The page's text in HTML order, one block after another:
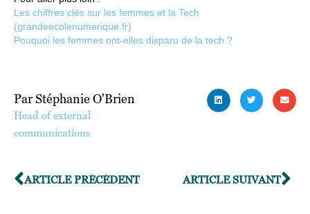
Les chiffres clés sur les femmes et la Tech
(grandeecolenumerique.fr)
Pouquoi les femmes ont-elles disparu de la tech ?
Par Stéphanie O'Brien
Head of external
communications
ARTICLE PRÉCÉDENT ARTICLE SUIVANT